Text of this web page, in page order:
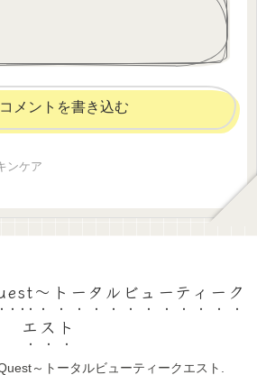
コメントを書き込む
ンケア
～トータルビューティーク
エスト
～トータルビューティークエスト.